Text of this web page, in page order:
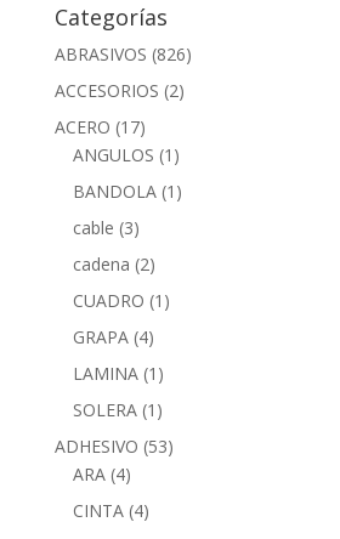
Categorías
ABRASIVOS (826)
ACCESORIOS (2)
ACERO (17)
ANGULOS (1)
BANDOLA (1)
cable (3)
cadena (2)
CUADRO (1)
GRAPA (4)
LAMINA (1)
SOLERA (1)
ADHESIVO (53)
ARA (4)
CINTA (4)